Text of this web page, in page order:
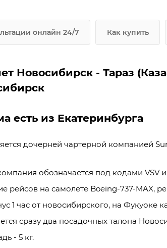
онлайн 24/7 Как купить
Новосибирск - Тараз
есть из Екатеринбурга
дочерней чартерной компанией
обозначается под кодами VSV
рейсов на самолете Boeing-737-MAX,
1 час от новосибирского, на Фукуоке
сразу два посадочных талона
- 5 кг.